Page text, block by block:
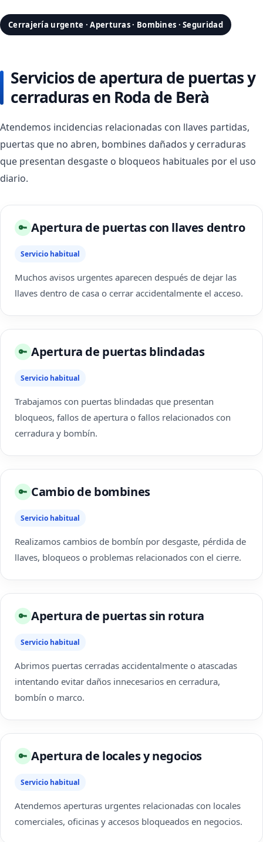
Cerrajería urgente · Aperturas · Bombines · Seguridad
Servicios de apertura de puertas y
cerraduras en Roda de Berà
Atendemos incidencias relacionadas con llaves partidas,
puertas que no abren, bombines dañados y cerraduras
que presentan desgaste o bloqueos habituales por el uso
diario.
🔑 Apertura de puertas con llaves dentro
Servicio habitual
Muchos avisos urgentes aparecen después de dejar las
llaves dentro de casa o cerrar accidentalmente el acceso.
🔑 Apertura de puertas blindadas
Servicio habitual
Trabajamos con puertas blindadas que presentan
bloqueos, fallos de apertura o fallos relacionados con
cerradura y bombín.
🔑 Cambio de bombines
Servicio habitual
Realizamos cambios de bombín por desgaste, pérdida de
llaves, bloqueos o problemas relacionados con el cierre.
🔑 Apertura de puertas sin rotura
Servicio habitual
Abrimos puertas cerradas accidentalmente o atascadas
intentando evitar daños innecesarios en cerradura,
bombín o marco.
🔑 Apertura de locales y negocios
Servicio habitual
Atendemos aperturas urgentes relacionadas con locales
comerciales, oficinas y accesos bloqueados en negocios.